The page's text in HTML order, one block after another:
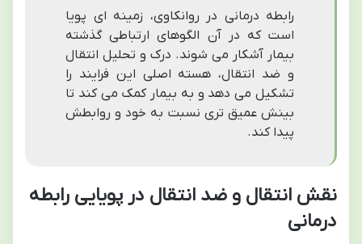
رابطه درمانی در روانکاوی، زمینه ای پویا
است که در آن الگوهای ارتباطی گذشته
بیمار آشکار می شوند. درک و تحلیل انتقال
و ضد انتقال، هسته اصلی این فرایند را
تشکیل می دهد و به بیمار کمک می کند تا
بینش عمیق تری نسبت به خود و روابطش
پیدا کند.
نقش انتقال و ضد انتقال در پویایی رابطه
درمانی